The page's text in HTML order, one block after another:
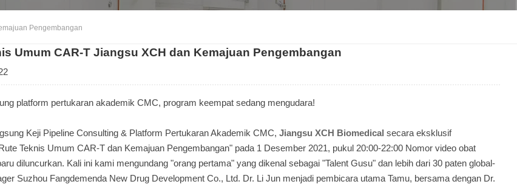
বাংলা
Pengembangan
Umum CAR-T Jiangsu XCH dan Kemajuan Pengembangan
platform pertukaran akademik CMC, program keempat sedang mengudara!
Keji Pipeline Consulting & Platform Pertukaran Akademik CMC,Jiangsu XCH Biomedicalsecara eksklusif
Teknis Umum CAR-T dan Kemajuan Pengembangan" pada 1 Desember 2021, pukul 20:00-22:00 Nomor video obat
diluncurkan. Kali ini kami mengundang "orang pertama" yang dikenal sebagai "Talent Gusu" dan lebih dari 30 paten global-
Suzhou Fangdemenda New Drug Development Co., Ltd. Dr. Li Jun menjadi pembicara utama Tamu, bersama dengan Dr.